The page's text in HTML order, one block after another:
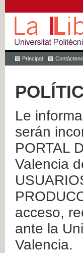
Principal
Le
serán
PORTAL
Valencia
acceso,
ante la
Valencia.